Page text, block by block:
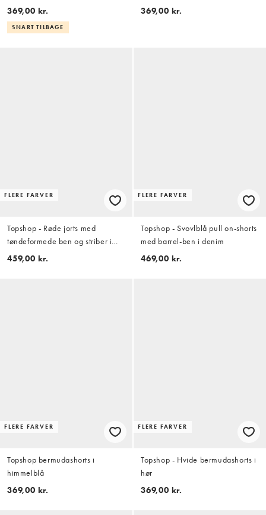
369,00 kr.
SNART TILBAGE
blondedetalje i sort
369,00 kr.
FLERE FARVER
Topshop - Røde jorts med
tøndeformede ben og striber i
denim
459,00 kr.
FLERE FARVER
Topshop - Svovlblå pull on-shorts
med barrel-ben i denim
469,00 kr.
FLERE FARVER
Topshop bermudashorts i
himmelblå
369,00 kr.
FLERE FARVER
Topshop - Hvide bermudashorts i
hør
369,00 kr.